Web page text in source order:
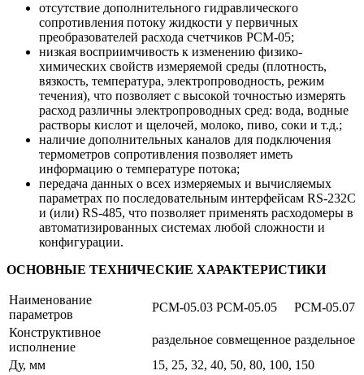
отсутствие дополнительного гидравлического
сопротивления потоку жидкости у первичных
преобразователей расхода счетчиков РСМ-05;
низкая восприимчивость к изменению физико-
химических свойств измеряемой среды (плотность,
вязкость, температура, электропроводность, режим
течения), что позволяет с высокой точностью измерять
расход различны электропроводных сред: вода, водные
растворы кислот и щелочей, молоко, пиво, соки и т.д.;
наличие дополнительных каналов для подключения
термометров сопротивления позволяет иметь
информацию о температуре потока;
передача данных о всех измеряемых и вычисляемых
параметрах по последовательным интерфейсам RS-232C
и (или) RS-485, что позволяет применять расходомеры в
автоматизированных системах любой сложности и
конфигурации.
ОСНОВНЫЕ ТЕХНИЧЕСКИЕ ХАРАКТЕРИСТИКИ
Наименование
параметров
РСМ-05.03 РСМ-05.05
РСМ-05.07
Конструктивное
исполнение
раздельное совмещенное раздельное
Ду, мм
15, 25, 32, 40, 50, 80, 100, 150